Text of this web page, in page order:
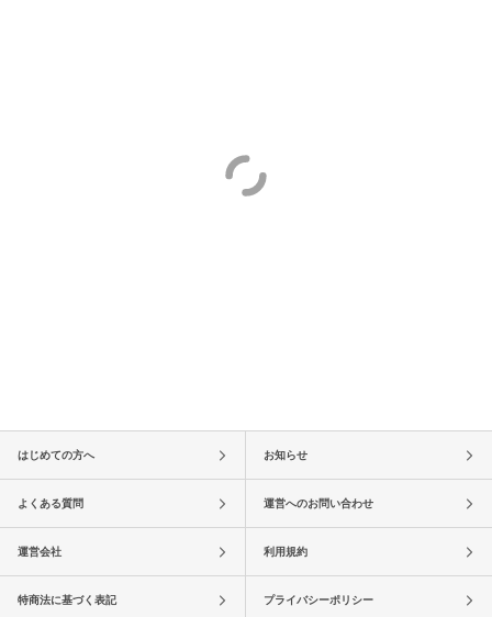
はじめての方へ お知らせ
よくある質問 運営へのお問い合わせ
運営会社 利用規約
特商法に基づく表記 プライバシーポリシー